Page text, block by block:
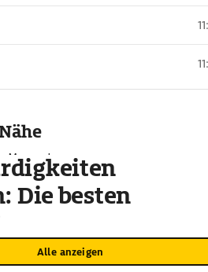
Momente
Alle anzeigen
Die besten